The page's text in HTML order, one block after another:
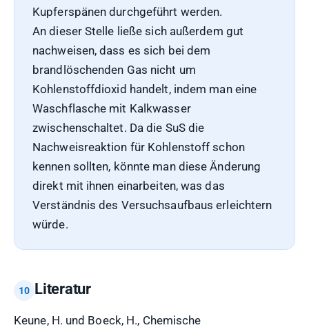
Kupferspänen durchgeführt werden.
An dieser Stelle ließe sich außerdem gut
nachweisen, dass es sich bei dem
brandlöschenden Gas nicht um
Kohlenstoffdioxid handelt, indem man eine
Waschflasche mit Kalkwasser
zwischenschaltet. Da die SuS die
Nachweisreaktion für Kohlenstoff schon
kennen sollten, könnte man diese Änderung
direkt mit ihnen einarbeiten, was das
Verständnis des Versuchsaufbaus erleichtern
würde.
Literatur
Keune, H. und Boeck, H., Chemische